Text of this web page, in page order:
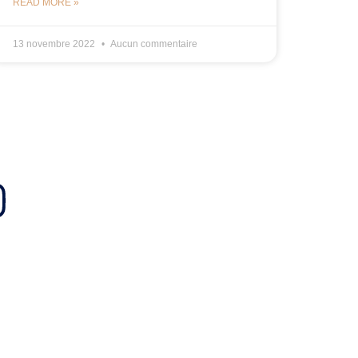
READ MORE »
13 novembre 2022 Aucun commentaire